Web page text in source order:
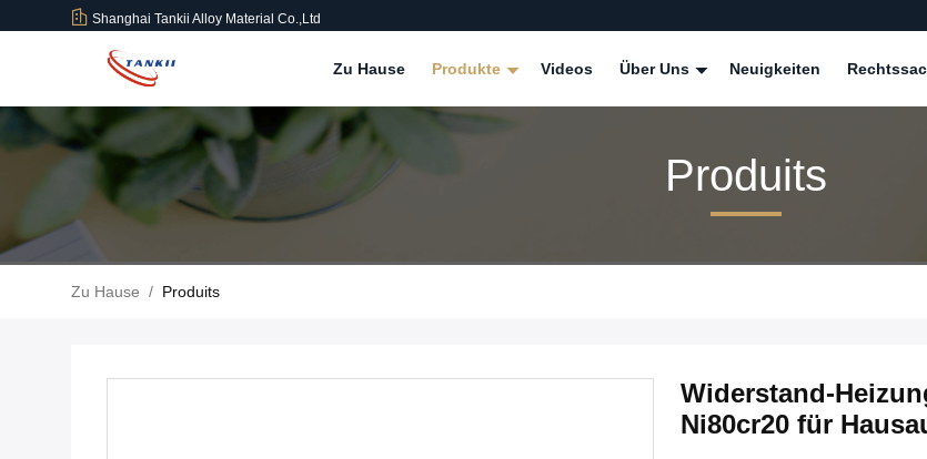
Shanghai Tankii Alloy Material Co.,Ltd
Zu Hause Produkte Videos Über Uns Neuigkeiten
Produits
Zu Hause / Produits
Widerstand-
Ni80cr20 für